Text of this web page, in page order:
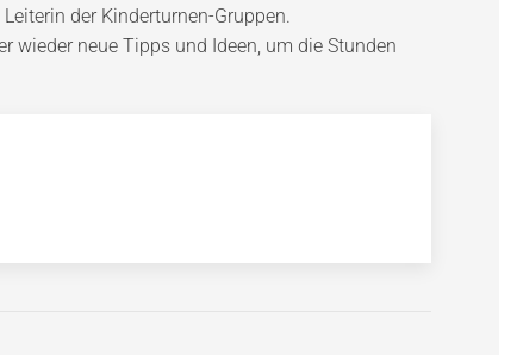
der Kinderturnen-Gruppen.
wieder neue Tipps und Ideen, um die Stunden